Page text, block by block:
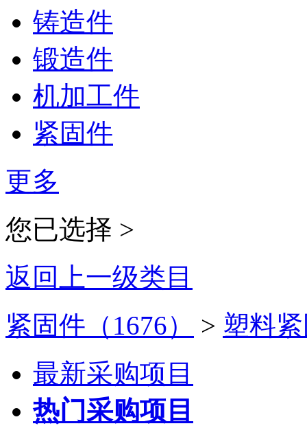
铸造件
锻造件
机加工件
紧固件
更多
您已选择 >
返回上一级类目
紧固件（1676）
> 塑料
最新采购项目
热门采购项目